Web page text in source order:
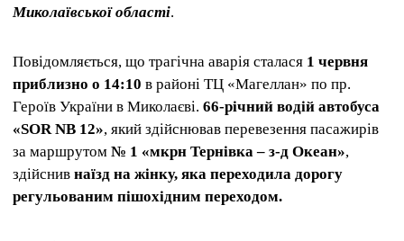
Миколаївської області.
Повідомляється, що трагічна аварія сталася 1 червня
приблизно о 14:10 в районі ТЦ «Магеллан» по пр.
Героїв України в Миколаєві. 66-річний водій автобуса
«SOR NB 12», який здійснював перевезення пасажирів
за маршрутом № 1 «мкрн Тернівка – з-д Океан»,
здійснив наїзд на жінку, яка переходила дорогу
регульованим пішохідним переходом.